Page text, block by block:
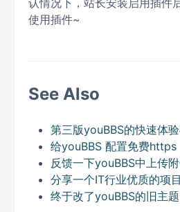
认情况下，站长安装启用插件
使用插件~
See Also
第三版youBBS的快速体
给youBBS 配置免费https
反馈一下youBBS中上传
分享一个IT行业优质的项
终于改了youBBS的旧主题